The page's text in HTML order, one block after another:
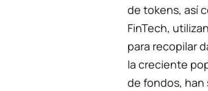
de tokens, así
FinTech,
para recopilar
la creciente
de fondos,